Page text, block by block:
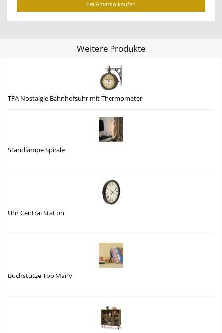
bei Amazon kaufen
Weitere Produkte
TFA Nostalgie Bahnhofsuhr mit Thermometer
Standlampe Spirale
Uhr Central Station
Buchstütze Too Many